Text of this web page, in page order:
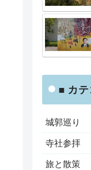
■ カ
城郭巡り
寺社参拝
旅と散策